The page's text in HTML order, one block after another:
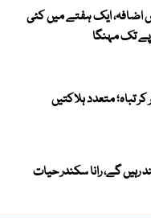
اضافہ، ایک ہفتے میں کئی